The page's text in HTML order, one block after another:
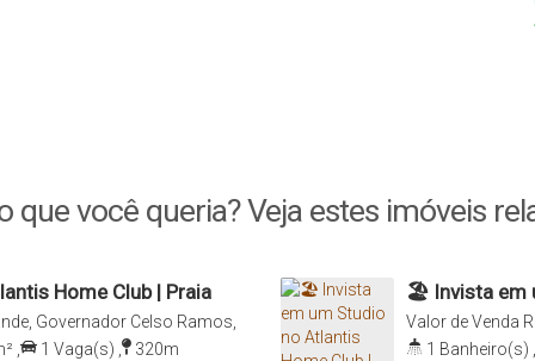
que você queria? Veja estes imóveis
Home Club | Praia
Governador Celso Ramos,
1 Vaga(s) 320m
🏖️ Invista em
Grande |
Valor de Venda
Santa Catarina,
1 Banheiro(s)